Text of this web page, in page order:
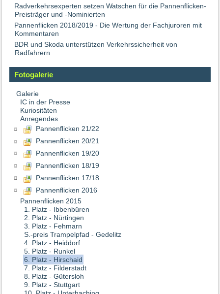
Radverkehrsexperten setzen Watschen für die Pannenflicken-
Preisträger und -Nominierten
Pannenflicken 2018/2019 - Die Wertung der Fachjuroren mit
Kommentaren
BDR und Skoda unterstützen Verkehrssicherheit von
Radfahrern
Fotogalerie
Galerie
IC in der Presse
Kuriositäten
Anregendes
Pannenflicken 21/22
Pannenflicken 20/21
Pannenflicken 19/20
Pannenflicken 18/19
Pannenflicken 17/18
Pannenflicken 2016
Pannenflicken 2015
1. Platz - Ibbenbüren
2. Platz - Nürtingen
3. Platz - Fehmarn
S.-preis Trampelpfad - Gedelitz
4. Platz - Heiddorf
5. Platz - Runkel
6. Platz - Hirschaid
7. Platz - Filderstadt
8. Platz - Gütersloh
9. Platz - Stuttgart